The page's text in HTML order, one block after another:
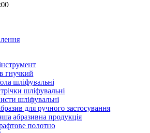
гнучкий
шліфувальні
шліфувальні
шліфувальні
для ручного застосування
абразивна продукція
полотно